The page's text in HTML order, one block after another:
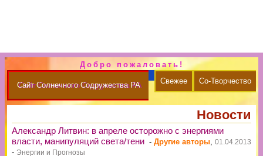
Добро пожаловать!
Сайт Солнечного Содружества РА Свежее Со-Творчество
Новости
Александр Литвин: в апреле осторожно с энергиями
власти, манипуляций света/тени - Другие авторы, 01.04.2013
- Энергии и Прогнозы